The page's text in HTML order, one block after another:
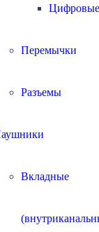
Цифровые
Перемычки
Разъемы
Вкладные